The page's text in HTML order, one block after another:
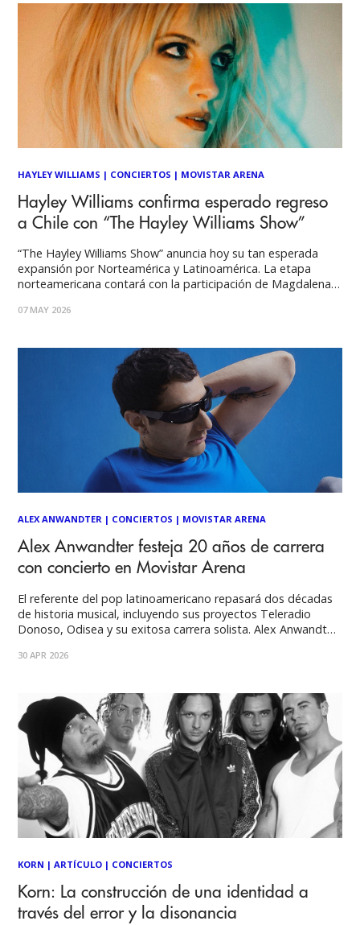
HAYLEY WILLIAMS | CONCIERTOS | MOVISTAR ARENA
Hayley Williams confirma esperado regreso
a Chile con “The Hayley Williams Show”
“The Hayley Williams Show” anuncia hoy su tan esperada
expansión por Norteamérica y Latinoamérica. La etapa
norteamericana contará con la participación de Magdalena
se une en el tramo para Latinoamérica y Puerto Rico. Un
07 MAY 2026
ALEX ANWANDTER | CONCIERTOS | MOVISTAR ARENA
Alex Anwandter festeja 20 años de carrera
con concierto en Movistar Arena
El referente del pop latinoamericano repasará dos décadas
de historia musical, incluyendo sus proyectos Teleradio
Donoso, Odisea y su exitosa carrera solista. Alex Anwandter,
contemporáneo, celebrará sus 20 años de trayectoria con un
30 APR 2026
KORN |ARTÍCULO | CONCIERTOS
Korn: La construcción de una identidad a
través del error y la disonancia